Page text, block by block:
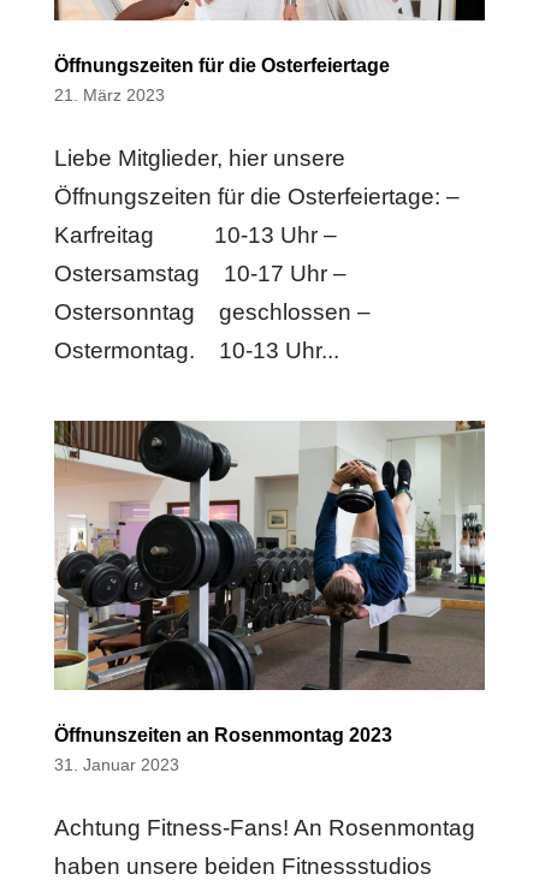
Öffnungszeiten für die Osterfeiertage
21. März 2023
Liebe Mitglieder, hier unsere
Öffnungszeiten für die Osterfeiertage: –
Karfreitag 10-13 Uhr –
Ostersamstag 10-17 Uhr –
Ostersonntag geschlossen –
Ostermontag. 10-13 Uhr...
Öffnunszeiten an Rosenmontag 2023
31. Januar 2023
Achtung Fitness-Fans! An Rosenmontag
haben unsere beiden Fitnessstudios